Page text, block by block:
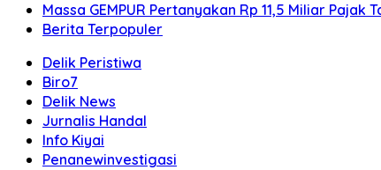
Massa GEMPUR Pertanyakan Rp 11,5 Miliar Pajak
Berita Terpopuler
Delik Peristiwa
Biro7
Delik News
Jurnalis Handal
Info Kiyai
Penanewinvestigasi